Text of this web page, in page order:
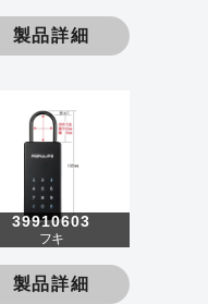
製品詳細
39910603
フキ
製品詳細